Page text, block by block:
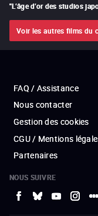
"L’âge d’or des studios
Voir les autres films du
FAQ / Assistance
Nous contacter
Gestion des cookies
CGU / Mentions
Partenaires
NOUS SUIVRE